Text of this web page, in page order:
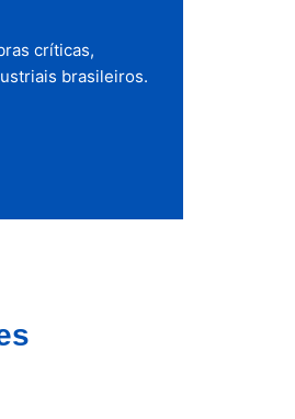
críticas,
brasileiros.